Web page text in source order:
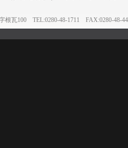
根瓦100 TEL:0280-48-1711 FAX:0280-48-